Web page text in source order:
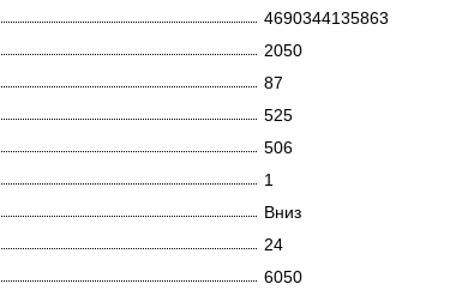
4690344135863
2050
87
525
506
1
Вниз
24
6050